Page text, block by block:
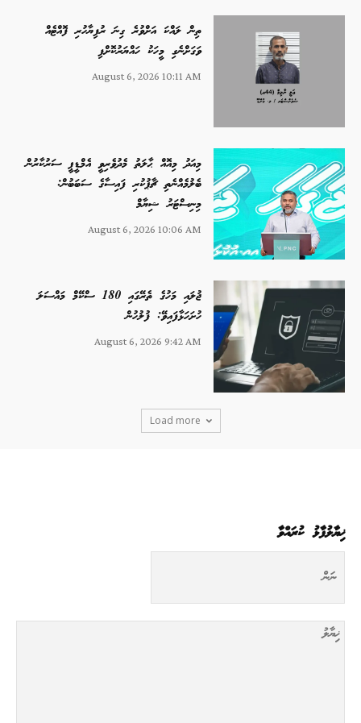
ތިން ލައްކަ އަށްވުރެ ގިނަ ރުފިޔާހުރި ފޮއްޓެއް
ވަގަށްނެގި މީހަކު ހައްޔަރުކޮށްފި
August 6, 2026 10:11 AM
މިއަދު މިއޮއް ޙާލަތު މެދުވެރިވީ އެމްޑީޕީ ސަރުކާރުން
ބެލުމެއްނެތި ޗާޕުކުރި ފައިސާގެ ސަބަބުން:
މިނިސްޓަރު ޝިޔާމް
August 6, 2026 10:06 AM
ޖުލައި މަހުގެ ތެރޭގައި 180 ސްކޭމް މައްސަލަ
ހުށަހަޅާފައިވޭ: ފުލުހުން
August 6, 2026 9:42 AM
Load more
ޚިޔާލުފާޅު ކުރައްވާ